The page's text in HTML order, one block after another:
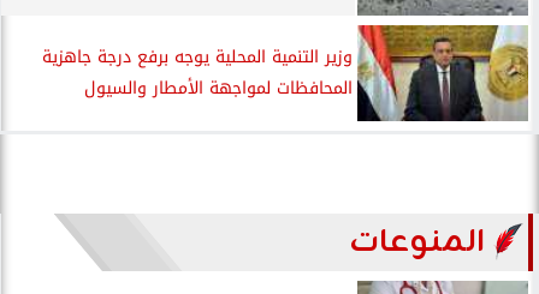
وزير التنمية المحلية يوجه برفع درجة جاهزية
المحافظات لمواجهة الأمطار والسيول
المنوعات